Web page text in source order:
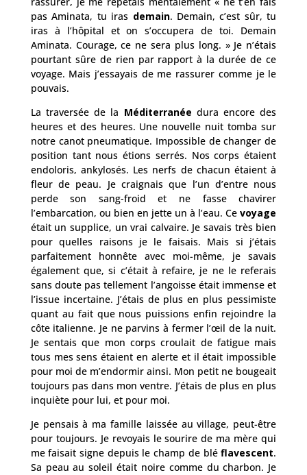
pas Aminata, tu iras demain. Demain, c’est sûr, tu
iras à l’hôpital et on s’occupera de toi. Demain
Aminata. Courage, ce ne sera plus long. » Je n’étais
pourtant sûre de rien par rapport à la durée de ce
voyage. Mais j’essayais de me rassurer comme je le
pouvais.
La traversée de la Méditerranée dura encore des
heures et des heures. Une nouvelle nuit tomba sur
notre canot pneumatique. Impossible de changer de
position tant nous étions serrés. Nos corps étaient
endoloris, ankylosés. Les nerfs de chacun étaient à
fleur de peau. Je craignais que l’un d’entre nous
perde son sang-froid et ne fasse chavirer
l’embarcation, ou bien en jette un à l’eau. Cevoyage
était un supplice, un vrai calvaire. Je savais très bien
pour quelles raisons je le faisais. Mais si j’étais
parfaitement honnête avec moi-même, je savais
également que, si c’était à refaire, je ne le referais
sans doute pas tellement l’angoisse était immense et
l’issue incertaine. J’étais de plus en plus pessimiste
quant au fait que nous puissions enfin rejoindre la
côte italienne. Je ne parvins à fermer l’œil de la nuit.
Je sentais que mon corps croulait de fatigue mais
tous mes sens étaient en alerte et il était impossible
pour moi de m’endormir ainsi. Mon petit ne bougeait
toujours pas dans mon ventre. J’étais de plus en plus
inquiète pour lui, et pour moi.
Je pensais à ma famille laissée au village, peut-être
pour toujours. Je revoyais le sourire de ma mère qui
me faisait signe depuis le champ de bléflavescent.
Sa peau au soleil était noire comme du charbon. Je